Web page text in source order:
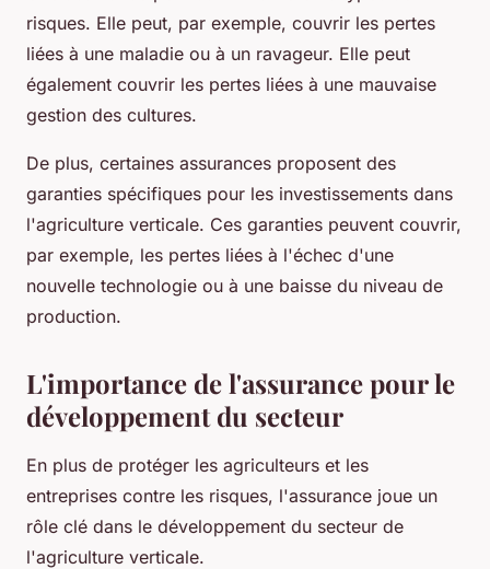
risques. Elle peut, par exemple, couvrir les pertes
liées à une maladie ou à un ravageur. Elle peut
également couvrir les pertes liées à une mauvaise
gestion des cultures.
De plus, certaines assurances proposent des
garanties spécifiques pour les investissements dans
l'agriculture verticale. Ces garanties peuvent couvrir,
par exemple, les pertes liées à l'échec d'une
nouvelle technologie ou à une baisse du niveau de
production.
L'importance de l'assurance pour le
développement du secteur
En plus de protéger les agriculteurs et les
entreprises contre les risques, l'assurance joue un
rôle clé dans le développement du secteur de
l'agriculture verticale.